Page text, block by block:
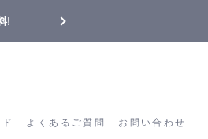
!
よくあるご質問 お問い合わせ
イド よくあるご質問